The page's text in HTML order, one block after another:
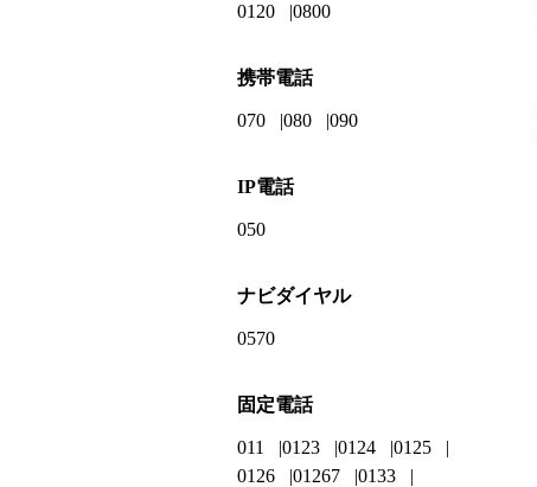
0120 0800
携帯電話
070 080 090
IP電話
050
ナビダイヤル
0570
固定電話
011 0123 0124
0125
0126
01267
0133